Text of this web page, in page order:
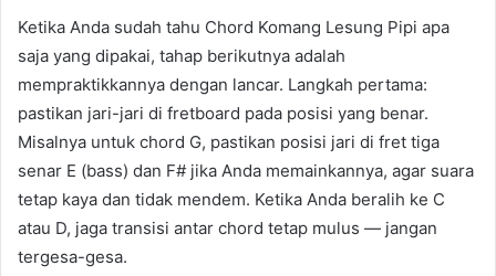
Ketika Anda sudah tahu Chord Komang Lesung Pipi apa
saja yang dipakai, tahap berikutnya adalah
mempraktikkannya dengan lancar. Langkah pertama:
pastikan jari-jari di fretboard pada posisi yang benar.
Misalnya untuk chord G, pastikan posisi jari di fret tiga
senar E (bass) dan F# jika Anda memainkannya, agar suara
tetap kaya dan tidak mendem. Ketika Anda beralih ke C
atau D, jaga transisi antar chord tetap mulus — jangan
tergesa-gesa.